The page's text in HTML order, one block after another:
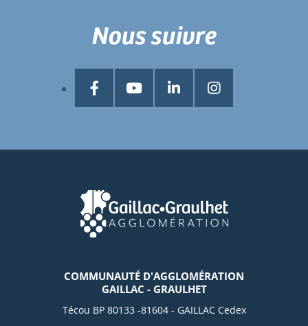
COMMUNAUTÉ D'AGGLOMÉRATION
GAILLAC - GRAULHET
Técou BP 80133 -81604 - GAILLAC Cedex
Nous suivre